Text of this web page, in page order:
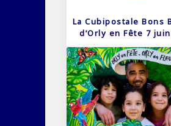
La Cubipostale Bons
d’Orly en Fête 7